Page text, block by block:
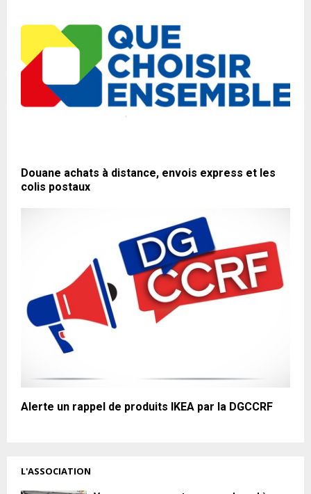
Douane achats à distance, envois express et les
colis postaux
Alerte un rappel de produits IKEA par la DGCCRF
L'ASSOCIATION